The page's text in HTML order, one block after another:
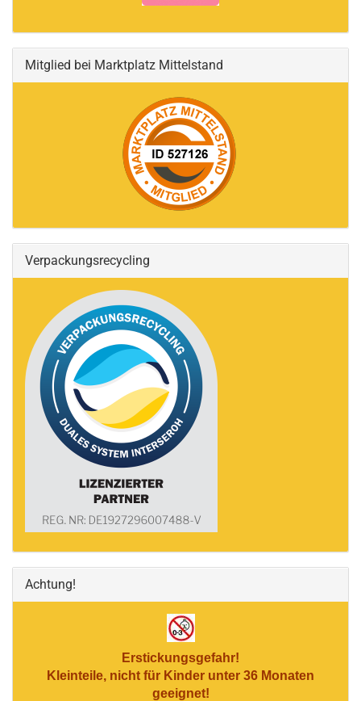
Mitglied bei Marktplatz Mittelstand
Verpackungsrecycling
Achtung!
Erstickungsgefahr!
Kleinteile, nicht für Kinder unter 36 Monaten
geeignet!